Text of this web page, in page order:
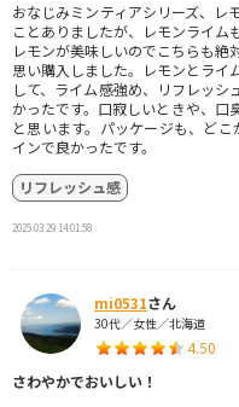
おなじみミンティアシリーズ、レ
ことありましたが、レモンライム
レモンが美味しいのでこちらも絶
思い購入しました。レモンとライ
して、ライム感強め、リフレッシ
かったです。口寂しいときや、口
と思います。パッケージも、ど
インで良かったです。
リフレッシュ感
2025.03.29 14:01:58
mi0531さん
30代／女性／北海道
4.50
さわやかでおいしい！